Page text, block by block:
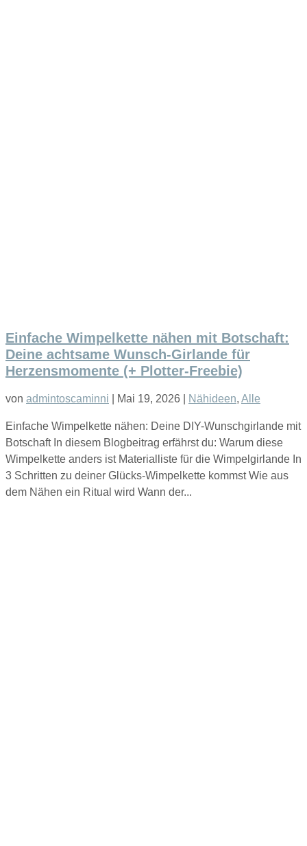
Einfache Wimpelkette nähen mit Botschaft:
Deine achtsame Wunsch-Girlande für
Herzensmomente (+ Plotter-Freebie)
von admintoscaminni Mai 19, 2026 Nähideen, Alle
Einfache Wimpelkette nähen: Deine DIY-Wunschgirlande mit
Botschaft In diesem Blogbeitrag erfährst du: Warum diese
Wimpelkette anders ist Materialliste für die Wimpelgirlande In
3 Schritten zu deiner Glücks-Wimpelkette kommst Wie aus
dem Nähen ein Ritual wird Wann der...